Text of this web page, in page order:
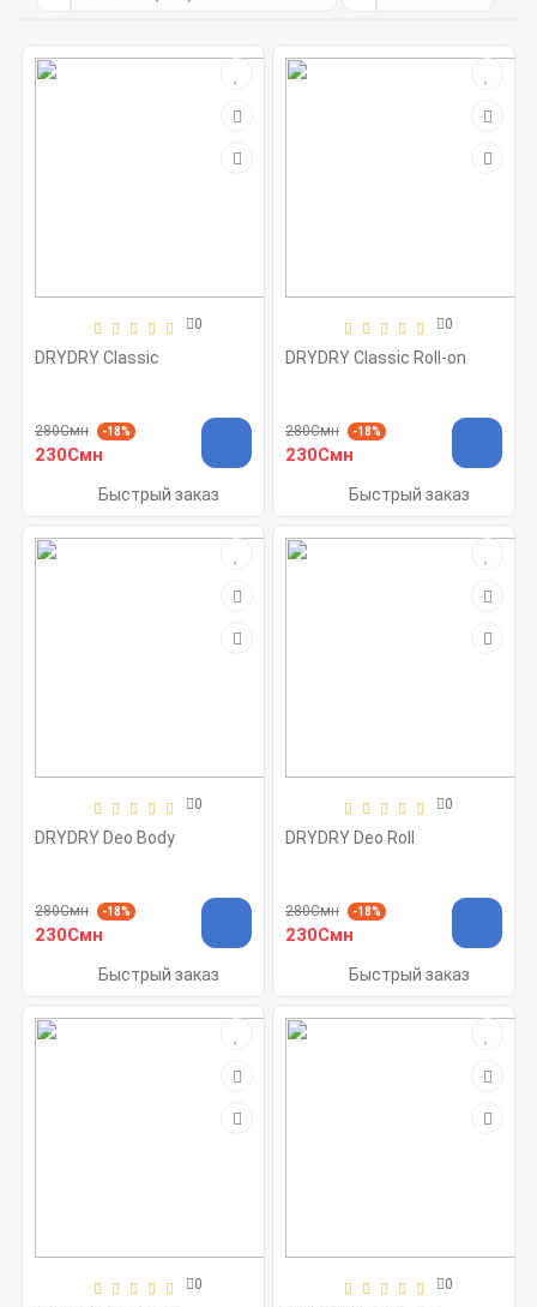
0
DRYDRY Classic
280Смн -18%
230Смн
Быстрый заказ
0
DRYDRY Classic Roll-on
280Смн -18%
230Смн
Быстрый заказ
0
DRYDRY Deo Body
280Смн -18%
230Смн
Быстрый заказ
0
DRYDRY Deo Roll
280Смн -18%
230Смн
Быстрый заказ
0 0